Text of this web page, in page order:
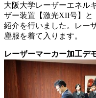
大阪大学レーザーエネル
ザー装置【激光XII号】と
紹介を行いました。レー
塵服を着て入ります。
レーザーマーカー加工デ